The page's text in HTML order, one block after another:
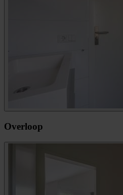
Overloop